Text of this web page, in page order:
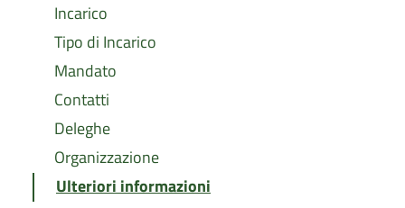
Incarico
Tipo di Incarico
Mandato
Contatti
Deleghe
Organizzazione
Ulteriori informazioni